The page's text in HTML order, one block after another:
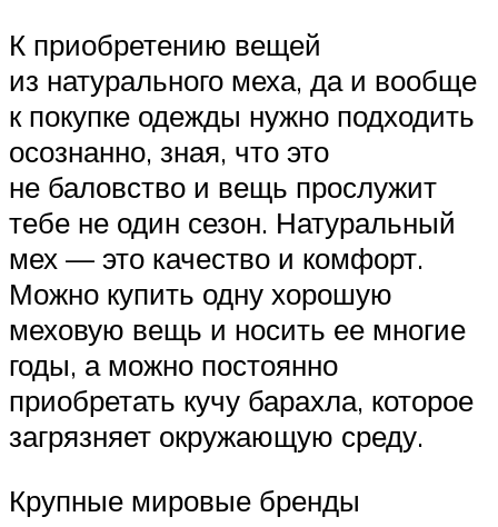
К приобретению вещей
из натурального меха, да и вообще
к покупке одежды нужно подходить
осознанно, зная, что это
не баловство и вещь прослужит
тебе не один сезон. Натуральный
мех — это качество и комфорт.
Можно купить одну хорошую
меховую вещь и носить ее многие
годы, а можно постоянно
приобретать кучу барахла, которое
загрязняет окружающую среду.
Крупные мировые бренды